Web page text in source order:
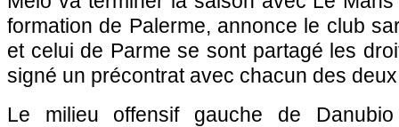
formation de Palerme, annonce le club
et celui de Parme se sont partagé les
signé un précontrat avec chacun des
Le milieu offensif gauche de